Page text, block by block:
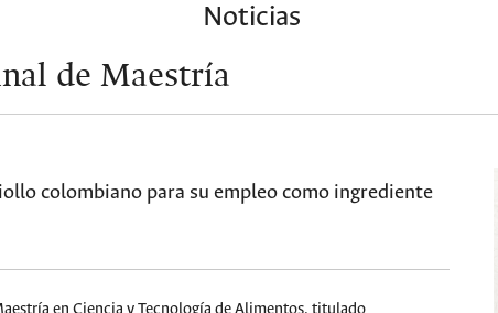
Noticias
de Maestría
colombiano para su empleo como ingrediente